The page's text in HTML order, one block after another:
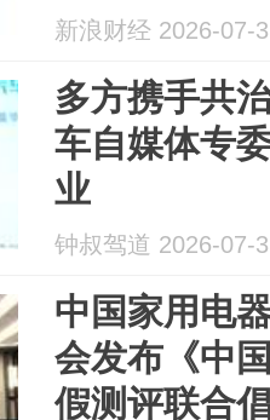
新浪财经 2026-07-
多方携手共
车自媒体专
业
钟叔驾道 2026-07-
中国家用电
会发布《中
假测评联合